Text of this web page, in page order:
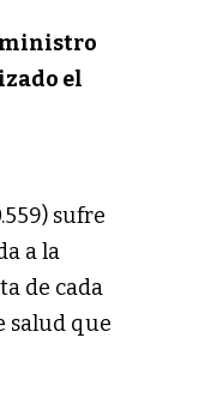
ministro
el
sufre
a la
de cada
salud que